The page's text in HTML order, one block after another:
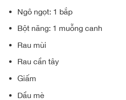
Ngô ngọt: 1 bắp
Bột năng: 1 muỗng canh
Rau mùi
Rau cần tây
Giấm
Dầu mè